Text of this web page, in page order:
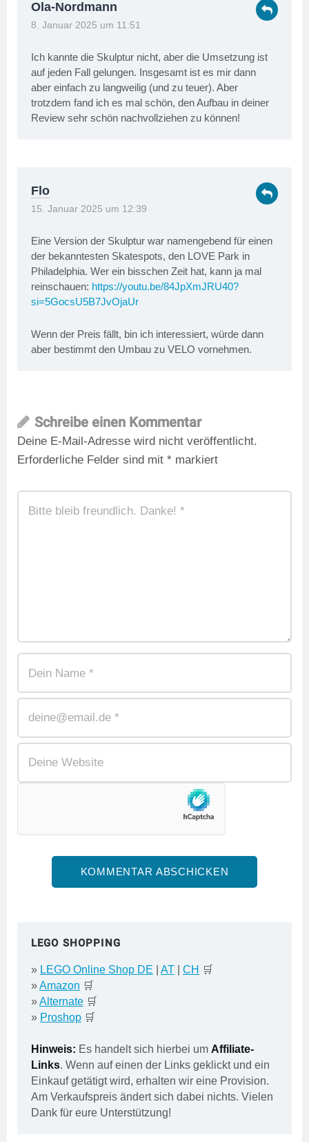
Ola-Nordmann
8. Januar 2025 um 11:51
Ich kannte die Skulptur nicht, aber die Umsetzung ist
auf jeden Fall gelungen. Insgesamt ist es mir dann
aber einfach zu langweilig (und zu teuer). Aber
trotzdem fand ich es mal schön, den Aufbau in deiner
Review sehr schön nachvollziehen zu können!
Flo
15. Januar 2025 um 12:39
Eine Version der Skulptur war namengebend für einen
der bekanntesten Skatespots, den LOVE Park in
Philadelphia. Wer ein bisschen Zeit hat, kann ja mal
reinschauen: https://youtu.be/84JpXmJRU40?
si=5GocsU5B7JvOjaUr
Wenn der Preis fällt, bin ich interessiert, würde dann
aber bestimmt den Umbau zu VELO vornehmen.
Schreibe einen Kommentar
Deine E-Mail-Adresse wird nicht veröffentlicht.
Erforderliche Felder sind mit * markiert
LEGO SHOPPING
» LEGO Online Shop DE AT CH 🛒
»Amazon 🛒
»Alternate 🛒
» Proshop 🛒
Hinweis: Es handelt sich hierbei um Affiliate-
Links. Wenn auf einen der Links geklickt und ein
Einkauf getätigt wird, erhalten wir eine Provision.
Am Verkaufspreis ändert sich dabei nichts. Vielen
Dank für eure Unterstützung!